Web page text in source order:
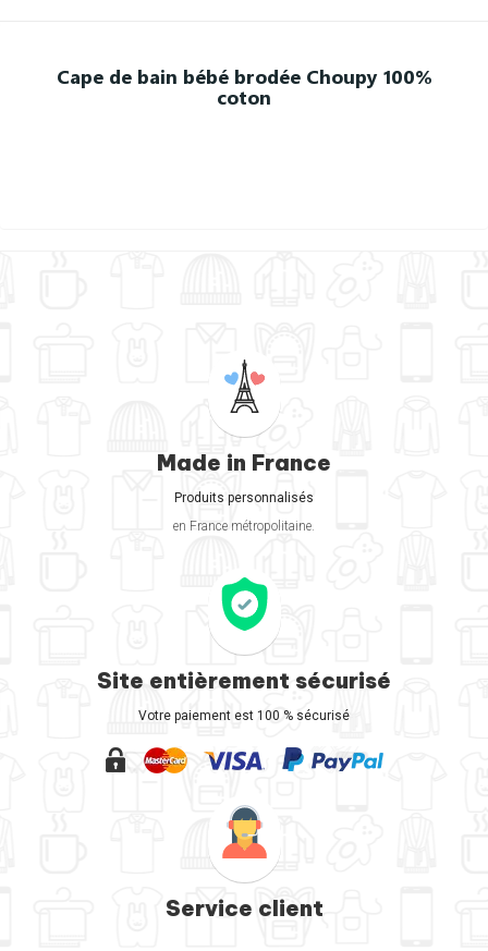
Cape de bain bébé brodée Choupy 100%
coton
Made in France
Produits personnalisés
en France métropolitaine.
Site entièrement sécurisé
Votre paiement est 100 % sécurisé
Service client